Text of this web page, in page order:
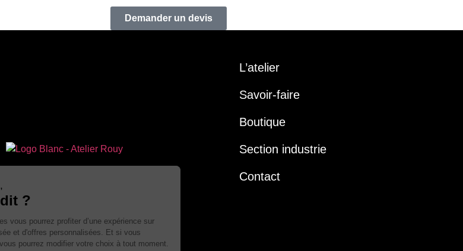
Demander un devis
L’atelier
Savoir-faire
Boutique
Section industrie
Contact